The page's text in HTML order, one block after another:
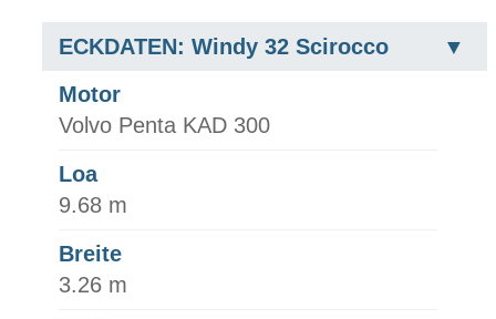
ECKDATEN: Windy 32 Scirocco
Motor
Volvo Penta KAD 300
Loa
9.68 m
Breite
3.26 m